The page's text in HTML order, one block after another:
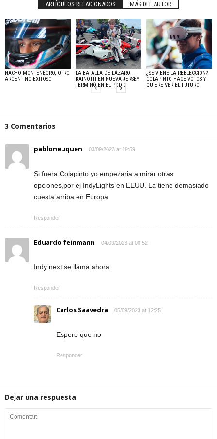
ARTÍCULOS RELACIONADOS MÁS DEL AUTOR
NACHO MONTENEGRO, OTRO
ARGENTINO EXITOSO
LA BATALLA DE LÁZARO
BAINOTTI EN NUEVA JERSEY
TERMINÓ EN EL PODIO
¿SE VIENE LA REELECCIÓN?
COLAPINTO HACE VOTOS Y
QUIERE VER EL FUTURO
3 Comentarios
pabloneuquen 03/09/2023 at 19:59
Si fuera Colapinto yo empezaria a mirar otras
opciones,por ej IndyLights en EEUU. La tiene demasiado
cuesta arriba en Europa
Responder
Eduardo feinmann 04/09/2023 at 00:52
Indy next se llama ahora
Responder
Carlos Saavedra 05/09/2023 at 12:25
Espero que no
Responder
Dejar una respuesta